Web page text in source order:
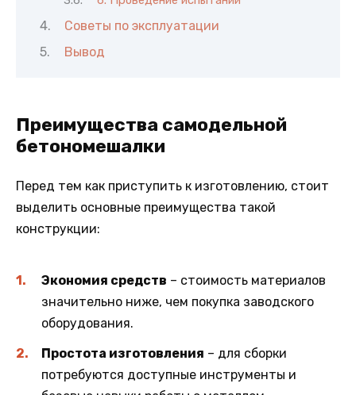
Советы по эксплуатации
Вывод
Преимущества самодельной
бетономешалки
Перед тем как приступить к изготовлению, стоит
выделить основные преимущества такой
конструкции:
Экономия средств – стоимость материалов
значительно ниже, чем покупка заводского
оборудования.
Простота изготовления – для сборки
потребуются доступные инструменты и